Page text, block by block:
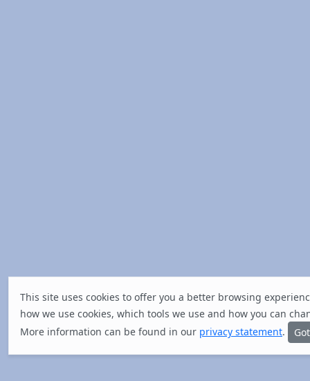
This site uses cookies to offer you a better browsing
how we use cookies, which tools we use and how you can
More information can be found in our privacy statement.